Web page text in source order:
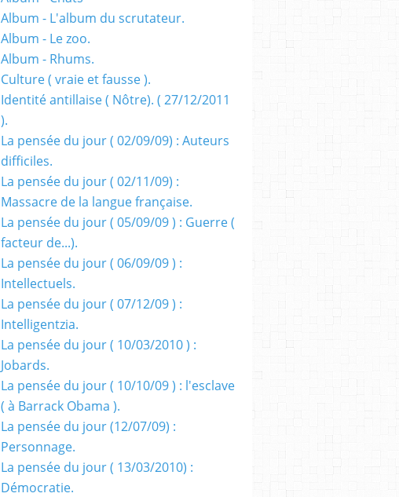
Album - L'album du scrutateur.
Album - Le zoo.
Album - Rhums.
Culture ( vraie et fausse ).
Identité antillaise ( Nôtre). ( 27/12/2011
).
La pensée du jour ( 02/09/09) : Auteurs
difficiles.
La pensée du jour ( 02/11/09) :
Massacre de la langue française.
La pensée du jour ( 05/09/09 ) : Guerre (
facteur de...).
La pensée du jour ( 06/09/09 ) :
Intellectuels.
La pensée du jour ( 07/12/09 ) :
Intelligentzia.
La pensée du jour ( 10/03/2010 ) :
Jobards.
La pensée du jour ( 10/10/09 ) : l'esclave
( à Barrack Obama ).
La pensée du jour (12/07/09) :
Personnage.
La pensée du jour ( 13/03/2010) :
Démocratie.